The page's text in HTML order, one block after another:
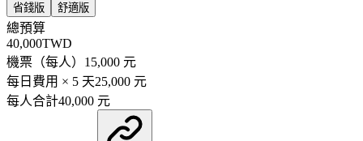
省錢版 舒適版
總預算
40,000TWD
機票（每人） 15,000 元
每日費用 × 5 天25,000 元
每人合計40,000 元